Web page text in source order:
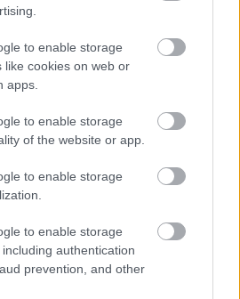
to enable storage
like cookies on web or
apps.
to enable storage
of the website or app.
to enable storage
to enable storage
authentication
prevention, and other